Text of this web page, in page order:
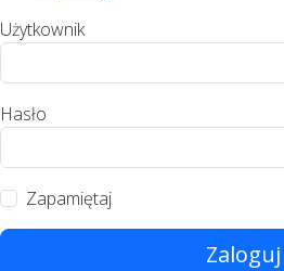
Użytkownik
Hasło
Zapamiętaj
Zaloguj